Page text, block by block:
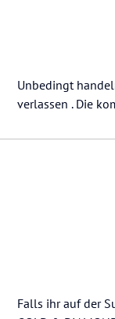
Unbedingt
verlassen . Die
Falls ihr auf der